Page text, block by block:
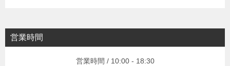
営業時間
営業時間 / 10:00 - 18:30